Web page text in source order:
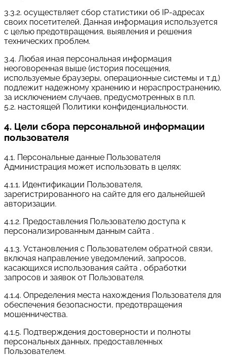
3.3.2. осуществляет сбор статистики об IP-адресах
своих посетителей. Данная информация используется
с целью предотвращения, выявления и решения
технических проблем.
3.4. Любая иная персональная информация
неоговоренная выше (история посещения,
используемые браузеры, операционные системы и т.д.)
подлежит надежному хранению и нераспространению,
за исключением случаев, предусмотренных в п.п.
5.2. настоящей Политики конфиденциальности.
4. Цели сбора персональной информации
пользователя
4.1. Персональные данные Пользователя
Администрация может использовать в целях:
4.1.1. Идентификации Пользователя,
зарегистрированного на сайте для его дальнейшей
авторизации.
4.1.2. Предоставления Пользователю доступа к
персонализированным данным сайта .
4.1.3. Установления с Пользователем обратной связи,
включая направление уведомлений, запросов,
касающихся использования сайта , обработки
запросов и заявок от Пользователя.
4.1.4. Определения места нахождения Пользователя для
обеспечения безопасности, предотвращения
мошенничества.
4.1.5. Подтверждения достоверности и полноты
персональных данных, предоставленных
Пользователем.